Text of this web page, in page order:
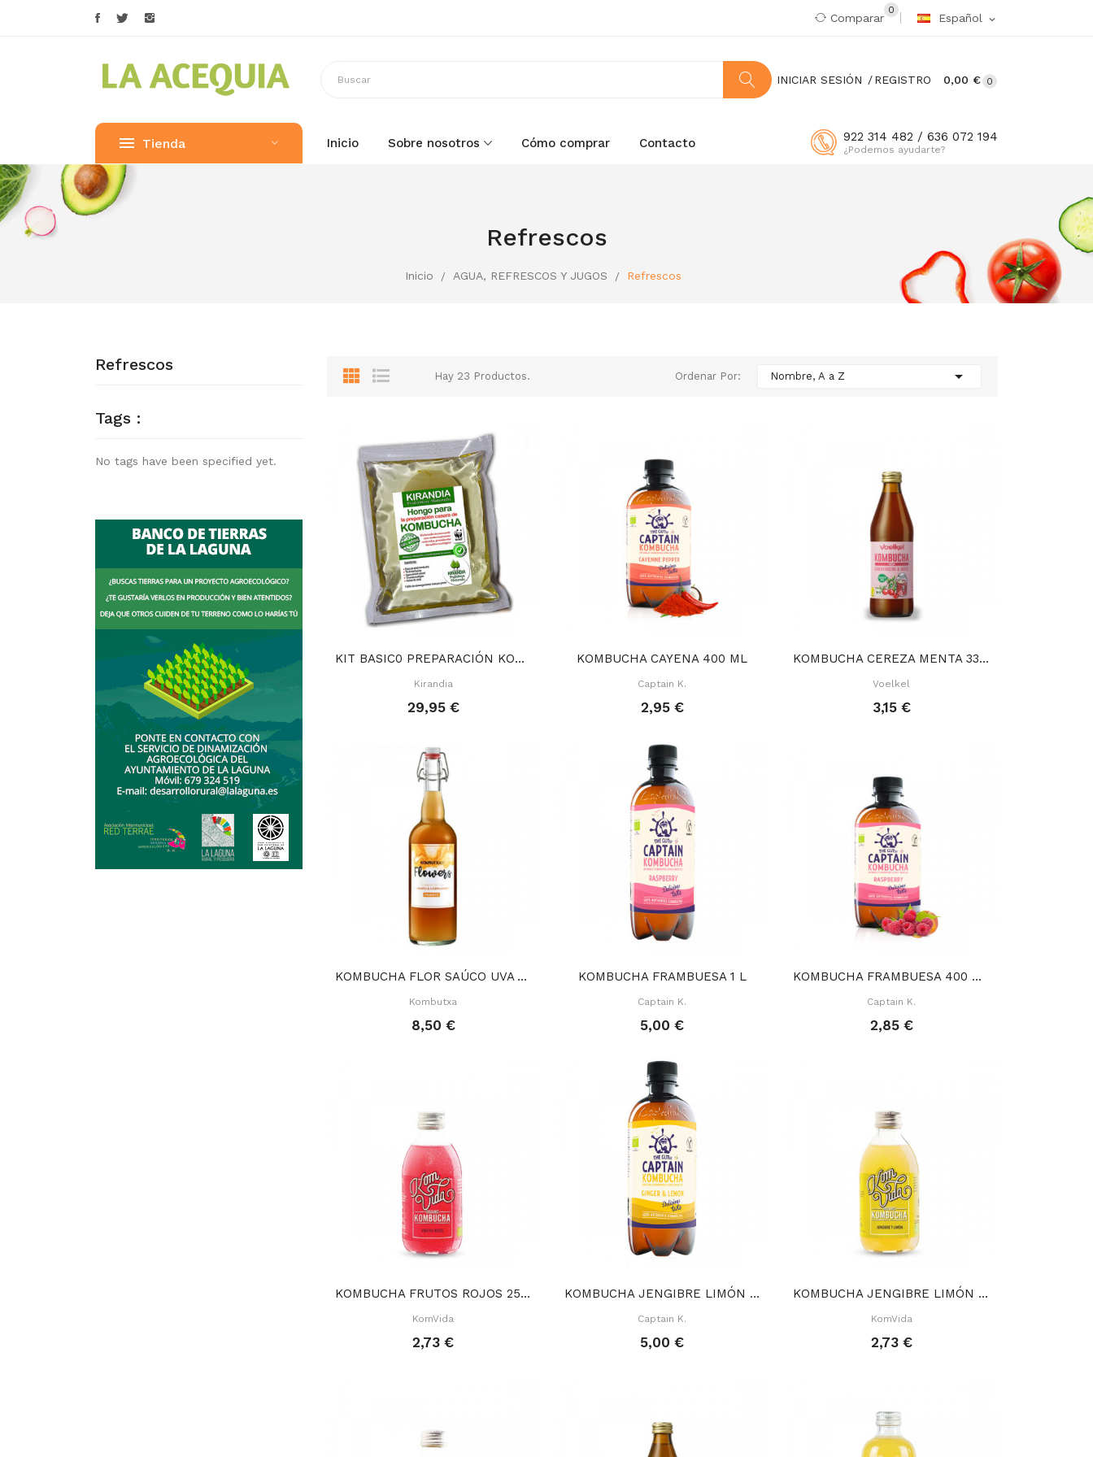
Español expand_more
Comparar
0
0
0,00 €
INICIAR SESIÓN REGISTRO
922 314 482 / 636 072 194
¿Podemos ayudarte?
Tienda Inicio Sobre nosotros Cómo comprar Contacto
Refrescos
Inicio AGUA, REFRESCOS Y JUGOS Refrescos
Refrescos
Tags :
No tags have been specified yet.
Hay 23 Productos. Ordenar Por: Nombre, A a Z 
KIT BASIC0 PREPARACIÓN KOMBUCHA
Kirandia
29,95 €
KOMBUCHA CAYENA 400 ML
Captain K.
2,95 €
KOMBUCHA CEREZA MENTA 330 ML
Voelkel
3,15 €
KOMBUCHA FLOR SAÚCO UVA 750 ML
Kombutxa
8,50 €
KOMBUCHA FRAMBUESA 1 L
Captain K.
5,00 €
KOMBUCHA FRAMBUESA 400 ML
Captain K.
2,85 €
KOMBUCHA FRUTOS ROJOS 250 ML
KomVida
2,73 €
KOMBUCHA JENGIBRE LIMÓN 1 L
Captain K.
5,00 €
KOMBUCHA JENGIBRE LIMÓN 250 ML
KomVida
2,73 €